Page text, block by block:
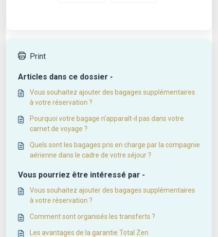
Print
Articles dans ce dossier -
Vous souhaitez ajouter des bagages supplémentaires
à votre réservation ?
Pourquoi votre bagage n’apparaît-il pas dans votre
carnet de voyage ?
Quels sont les bagages pris en charge par la compagnie
aérienne dans le cadre de votre séjour ?
Vous pourriez être intéressé par -
Vous souhaitez ajouter des bagages supplémentaires
à votre réservation ?
Comment sont organisés les transferts ?
Les avantages de la garantie Total Zen